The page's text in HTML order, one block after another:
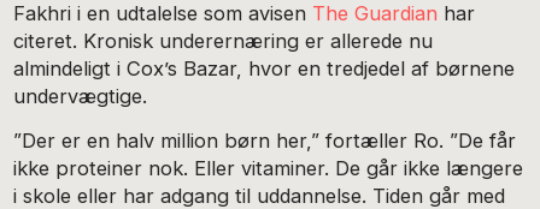
Fakhri i en udtalelse som avisen The Guardian har
citeret. Kronisk underernæring er allerede nu
almindeligt i Cox’s Bazar, hvor en tredjedel af børnene
undervægtige.
”Der er en halv million børn her,” fortæller Ro. ”De får
ikke proteiner nok. Eller vitaminer. De går ikke længere
i skole eller har adgang til uddannelse. Tiden går med